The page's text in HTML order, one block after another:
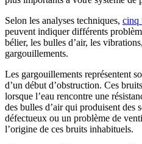
Selon les analyses techniques, cinq
peuvent indiquer différents
bélier, les bulles d’air, les
gargouillements.
Les gargouillements représentent
d’un début d’obstruction. Ces
lorsque l’eau rencontre une
des bulles d’air qui produisent des
défectueux ou un problème de
l’origine de ces bruits inhabituels.